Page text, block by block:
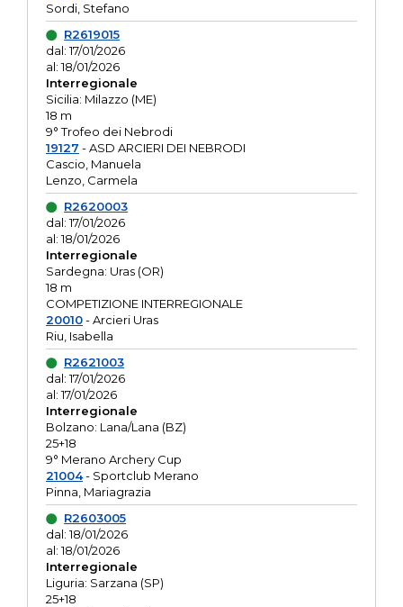
Sordi, Stefano
R2619015
dal: 17/01/2026
al: 18/01/2026
Interregionale
Sicilia: Milazzo (ME)
18 m
9° Trofeo dei Nebrodi
19127 - ASD ARCIERI DEI NEBRODI
Cascio, Manuela
Lenzo, Carmela
R2620003
dal: 17/01/2026
al: 18/01/2026
Interregionale
Sardegna: Uras (OR)
18 m
COMPETIZIONE INTERREGIONALE
20010- Arcieri Uras
Riu, Isabella
R2621003
dal: 17/01/2026
al: 17/01/2026
Interregionale
Bolzano: Lana/Lana (BZ)
25+18
9° Merano Archery Cup
21004- Sportclub Merano
Pinna, Mariagrazia
R2603005
dal: 18/01/2026
al: 18/01/2026
Interregionale
Liguria: Sarzana (SP)
25+18